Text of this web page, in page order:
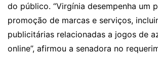
do público. “Virgínia desempenha um
promoção de marcas e serviços,
publicitárias relacionadas a jogos de
online”, afirmou a senadora no